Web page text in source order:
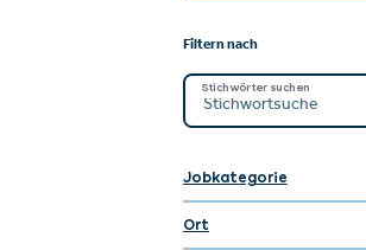
Filtern nach
Stichwörter suchen
Jobkategorie
Ort